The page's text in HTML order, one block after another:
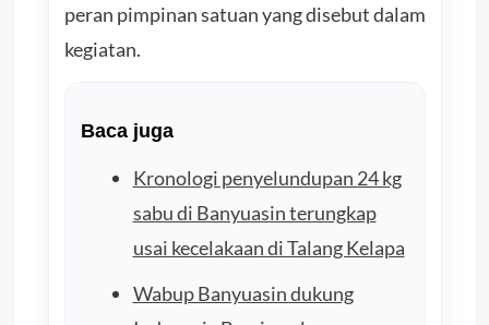
peran pimpinan satuan yang disebut dalam
kegiatan.
Baca juga
Kronologi penyelundupan 24 kg
sabu di Banyuasin terungkap
usai kecelakaan di Talang Kelapa
Wabup Banyuasin dukung